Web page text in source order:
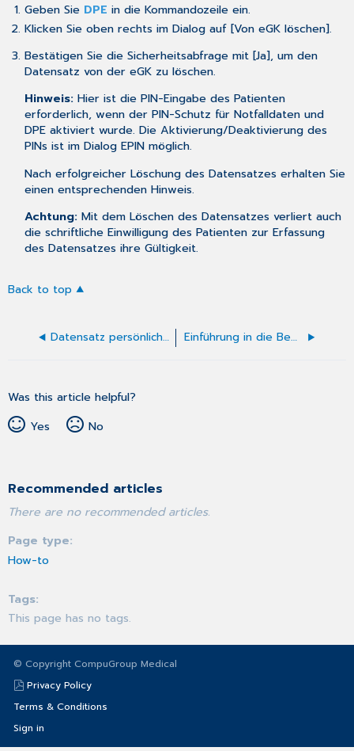
Geben Sie DPE in die Kommandozeile ein.
Klicken Sie oben rechts im Dialog auf [Von eGK löschen].
Bestätigen Sie die Sicherheitsabfrage mit [Ja], um den
Datensatz von der eGK zu löschen.
Hinweis: Hier ist die PIN-Eingabe des Patienten
erforderlich, wenn der PIN-Schutz für Notfalldaten und
DPE aktiviert wurde. Die Aktivierung/Deaktivierung des
PINs ist im Dialog EPINmöglich.
Nach erfolgreicher Löschung des Datensatzes erhalten Sie
einen entsprechenden Hinweis.
Achtung: Mit dem Löschen des Datensatzes verliert auch
die schriftliche Einwilligung des Patienten zur Erfassung
des Datensatzes ihre Gültigkeit.
Back to top
Datensatz persönliche Erklärungen (DPE) Einführung in die Bedienung
Was this article helpful?
Yes
No
Recommended articles
There are no recommended articles.
Page type
How-to
Tags
This page has no tags.
© Copyright CompuGroup Medical
Privacy Policy
Terms & Conditions
Sign in